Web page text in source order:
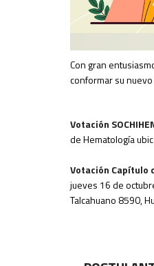
Con gran
conformar su
Votación
de Hematología
Votación Capítulo
jueves 16 de
Talcahuano 8590,